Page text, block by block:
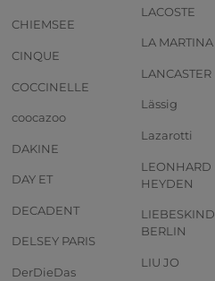
CHIEMSEE
CINQUE
COCCINELLE
coocazoo
DAKINE
DAY ET
DECADENT
DELSEY PARIS
DerDieDas
LACOSTE
LA MARTINA
LANCASTER
Lässig
Lazarotti
LEONHARD
HEYDEN
LIEBESKIND
BERLIN
LIU JO